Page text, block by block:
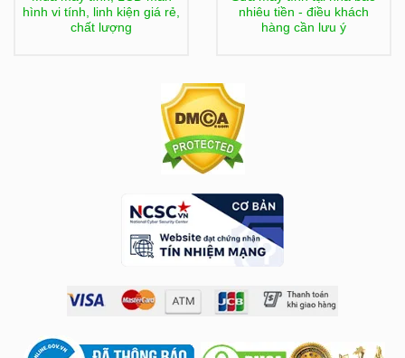
hình vi tính, linh kiện giá rẻ,
chất lượng
nhiêu tiền - điều khách
hàng cần lưu ý